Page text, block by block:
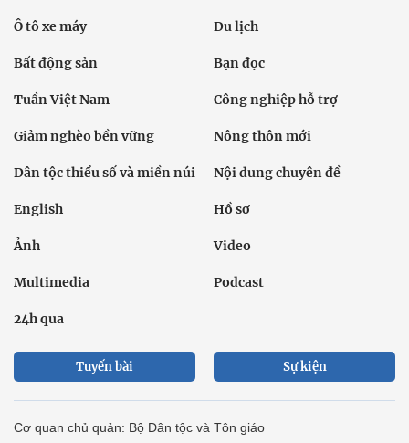
Ô tô xe máy Du lịch
Bất động sản Bạn đọc
Tuần Việt Nam Công nghiệp hỗ trợ
Giảm nghèo bền vững Nông thôn mới
Dân tộc thiểu số và miền núi Nội dung chuyên đề
English Hồ sơ
Ảnh Video
Multimedia Podcast
24h qua
Tuyến bài Sự kiện
Cơ quan chủ quản: Bộ Dân tộc và Tôn giáo